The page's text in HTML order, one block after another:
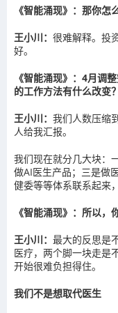
《智能涌现》：那你怎
王小川： 很难解释。投
好。
《智能涌现》：4月调
的工作方法有什么改变？
王小川： 我们人数压缩
人给我汇报。
我们现在就分几大块：
做AI医生产品；三是做
健委等等体系联系起来
《智能涌现》：所以，
王小川： 最大的反思是
医疗，两个脚一块走是
开始很难负担得住。
我们不是想取代医生